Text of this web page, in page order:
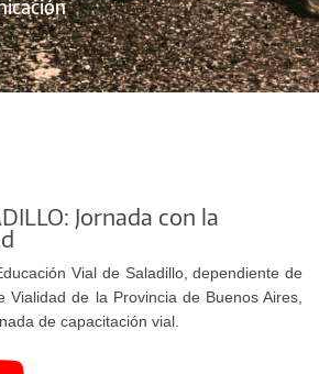
Jornada con la
Vial de Saladillo, dependiente de
Vialidad de la Provincia de Buenos Aires,
de capacitación vial.